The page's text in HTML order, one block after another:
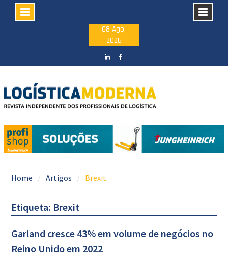
08 Ago,
2026
Home Artigos Brexit
Etiqueta: Brexit
Garland cresce 43% em volume de negócios no
Reino Unido em 2022